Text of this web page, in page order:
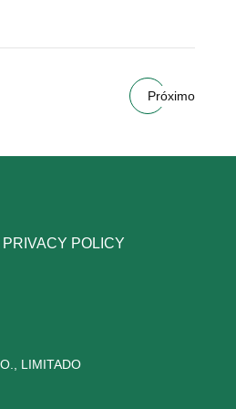
Próximo
PRIVACY POLICY
LIMITADO